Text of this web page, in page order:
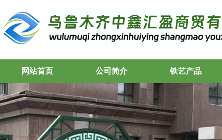
网站首页 公司简介 铁艺产品